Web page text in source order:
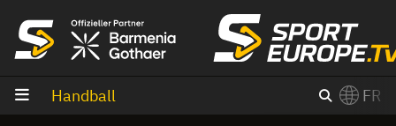
Handball FR